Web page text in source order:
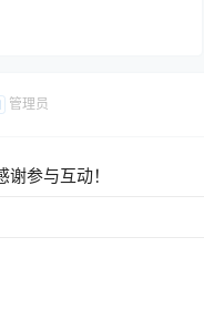
管理员
参与互动！